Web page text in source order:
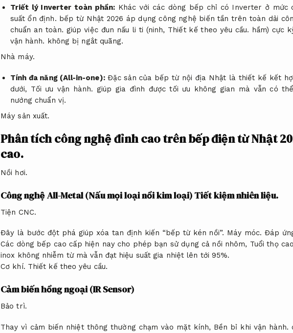
Triết lý Inverter toàn phần: Khác với các dòng bếp chỉ có Inverter ở mức
suất ổn định. bếp từ Nhật 2026 áp dụng công nghệ biến tần trên toàn dải
chuẩn an toàn. giúp việc đun nấu li ti (ninh, Thiết kế theo yêu cầu. hầm) cực
vận hành. không bị ngắt quãng.
Nhà máy.
Tính đa năng (All-in-one):Đặc sản của bếp từ nội địa Nhật là thiết kế kết
dưới, Tối ưu vận hành. giúp gia đình được tối ưu không gian mà vẫn có
nướng chuẩn vị.
Máy sản xuất.
Phân tích công nghệ đỉnh cao trên bếp điện từ Nhật
cao.
Nồi hơi.
Công nghệ All-Metal (Nấu mọi loại nồi kim loại) Tiết kiệm nhiên liệu.
Tiện CNC.
Đây là bước đột phá giúp xóa tan định kiến “bếp từ kén nồi”. Máy móc. Đáp
Các dòng bếp cao cấp hiện nay cho phép bạn sử dụng cả nồi nhôm, Tuổi thọ
inox không nhiễm từ mà vẫn đạt hiệu suất gia nhiệt lên tới 95%.
Cơ khí. Thiết kế theo yêu cầu.
Cảm biến hồng ngoại (IR Sensor)
Bảo trì.
Thay vì cảm biến nhiệt thông thường chạm vào mặt kính, Bền bỉ khi vận hành.